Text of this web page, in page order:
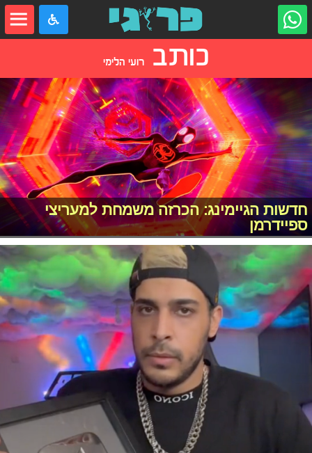
כותברועי הלימי
חדשות הגיימינג: הכרזה משמחת למעריצי
ספיידרמן